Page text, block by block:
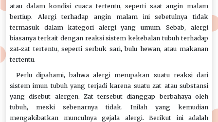
atau dalam kondisi cuaca tertentu, seperti saat angin malam
bertiup. Alergi terhadap angin malam ini sebetulnya tidak
termasuk dalam kategori alergi yang umum. Sebab, alergi
biasanya terkait dengan reaksi sistem kekebalan tubuh terhadap
zat-zat tertentu, seperti serbuk sari, bulu hewan, atau makanan
tertentu.
Perlu dipahami, bahwa alergi merupakan suatu reaksi dari
sistem imun tubuh yang terjadi karena suatu zat atau substansi
yang disebut alergen. Zat tersebut dianggap berbahaya oleh
tubuh, meski sebenarnya tidak. Inilah yang kemudian
mengakibatkan munculnya gejala alergi. Berikut ini adalah